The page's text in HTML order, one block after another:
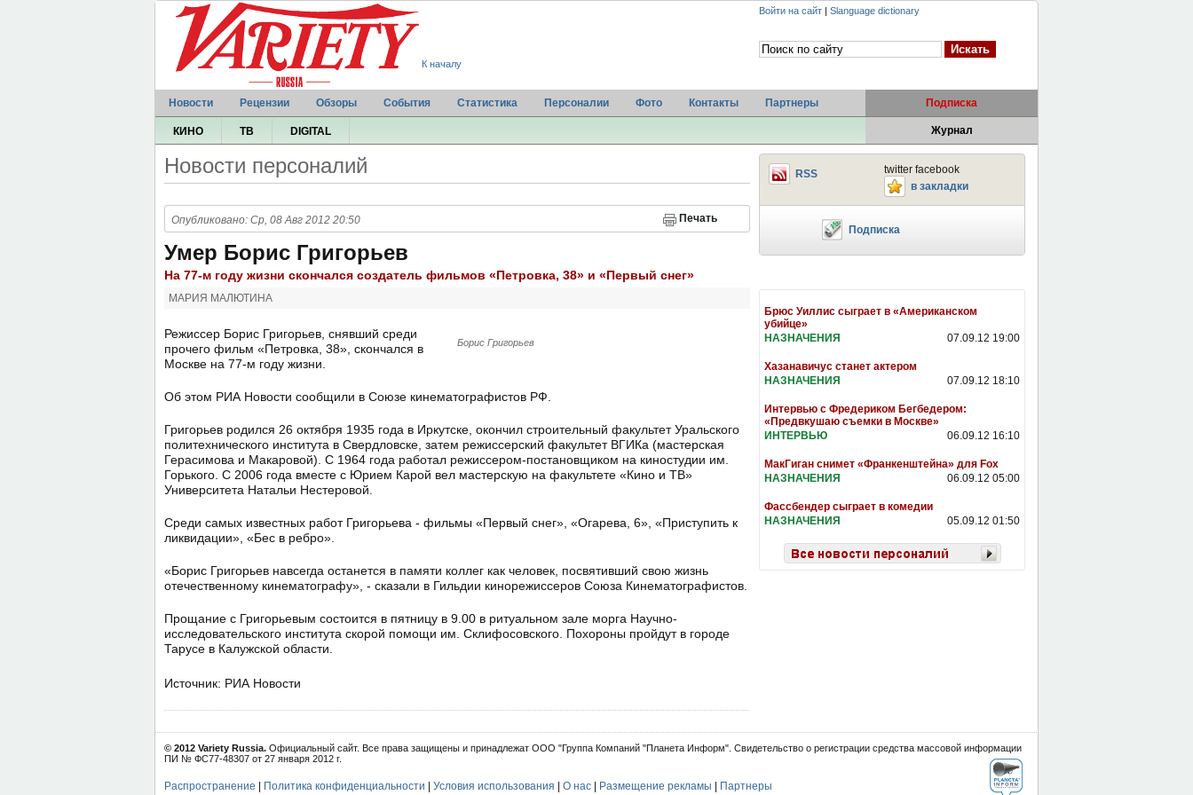
К началу
Войти на сайт | Slanguage dictionary
Новости Рецензии Обзоры События Статистика Персоналии Фото Контакты Партнеры Подписка
КИНО ТВ DIGITAL Журнал
Новости персоналий
Печать
Опубликовано: Ср, 08 Авг 2012 20:50
Умер Борис Григорьев
На 77-м году жизни скончался создатель фильмов «Петровка, 38» и «Первый снег»
МАРИЯ МАЛЮТИНА
Борис Григорьев
Режиссер Борис Григорьев, снявший среди
прочего фильм «Петровка, 38», скончался в
Москве на 77-м году жизни.
Об этом РИА Новости сообщили в Союзе кинематографистов РФ.
Григорьев родился 26 октября 1935 года в Иркутске, окончил строительный факультет Уральского
политехнического института в Свердловске, затем режиссерский факультет ВГИКа (мастерская
Герасимова и Макаровой). С 1964 года работал режиссером-постановщиком на киностудии им.
Горького. С 2006 года вместе с Юрием Карой вел мастерскую на факультете «Кино и ТВ»
Университета Натальи Нестеровой.
Среди самых известных работ Григорьева - фильмы «Первый снег», «Огарева, 6», «Приступить к
ликвидации», «Бес в ребро».
«Борис Григорьев навсегда останется в памяти коллег как человек, посвятивший свою жизнь
отечественному кинематографу», - сказали в Гильдии кинорежиссеров Союза Кинематографистов.
Прощание с Григорьевым состоится в пятницу в 9.00 в ритуальном зале морга Научно-
исследовательского института скорой помощи им. Склифосовского. Похороны пройдут в городе
Тарусе в Калужской области.
Источник: РИА Новости
twitter facebook
RSS
в закладки
Подписка
Брюс Уиллис сыграет в «Американском
убийце»
07.09.12 19:00
НАЗНАЧЕНИЯ
Хазанавичус станет актером
07.09.12 18:10
НАЗНАЧЕНИЯ
Интервью с Фредериком Бегбедером:
«Предвкушаю съемки в Москве»
06.09.12 16:10
ИНТЕРВЬЮ
МакГиган снимет «Франкенштейна» для Fox
06.09.12 05:00
НАЗНАЧЕНИЯ
Фассбендер сыграет в комедии
05.09.12 01:50
НАЗНАЧЕНИЯ
© 2012 Variety Russia. Официальный сайт. Все права защищены и принадлежат ООО "Группа Компаний "Планета Информ". Свидетельство о регистрации средства массовой информации
ПИ № ФС77-48307 от 27 января 2012 г.
Распространение Политика конфиденциальности Условия использования О нас Размещение рекламы Партнеры